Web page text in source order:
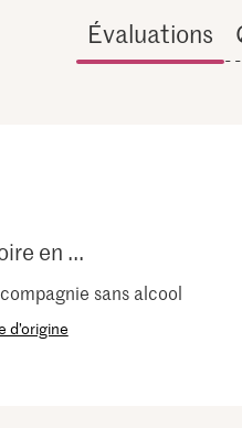
Évaluations
en ...
sans alcool
d’origine